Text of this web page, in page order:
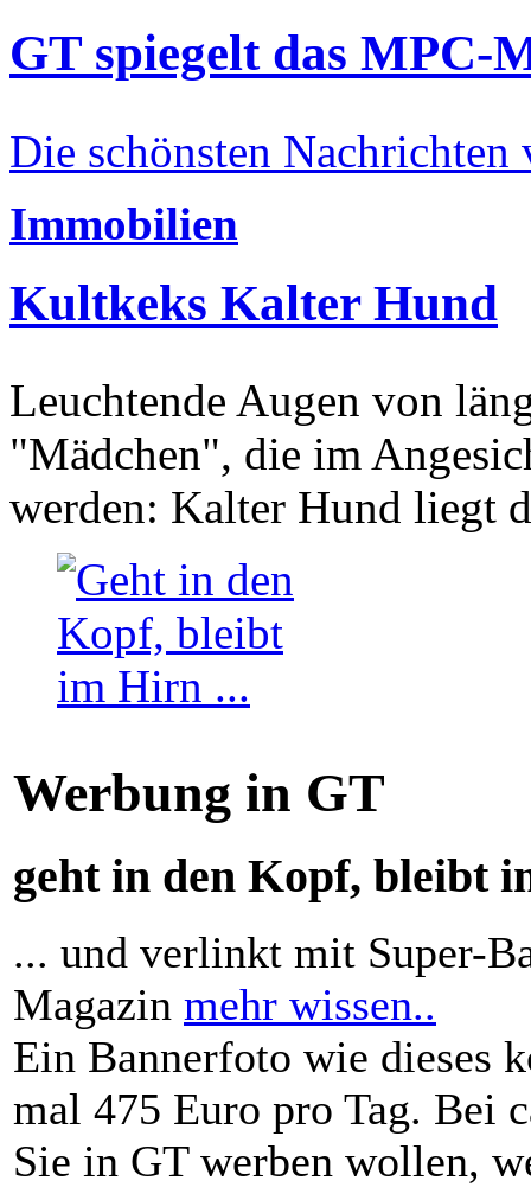
GT spiegelt das MPC-
Die schönsten Nachrichten
Immobilien
Kultkeks Kalter Hund
Leuchtende Augen von
"Mädchen", die im
werden: Kalter Hund liegt
Werbung in GT
geht in den Kopf, bleibt
... und verlinkt mit Super-
Magazin mehr wissen..
Ein Bannerfoto wie dieses
mal 475 Euro pro Tag. Bei
Sie in GT werben wollen,